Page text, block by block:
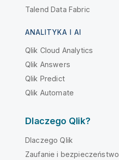
Talend Data Fabric
ANALITYKA I AI
Qlik Cloud Analytics
Qlik Answers
Qlik Predict
Qlik Automate
Dlaczego Qlik?
Dlaczego Qlik
Zaufanie i bezpieczeństwo